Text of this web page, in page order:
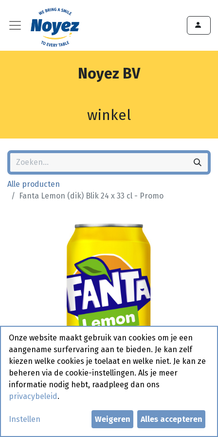
Noyez BV
winkel
Alle producten
Fanta Lemon (dik) Blik 24 x 33 cl - Promo
Fanta Lemon (dik) Blik 24 x 33 cl
Onze website maakt gebruik van cookies om je een
aangename surfervaring aan te bieden. Je kan zelf
kiezen welke cookies je toelaat en welke niet. Je kan ze
beheren via de cookie-instellingen. Als je meer
informatie nodig hebt, raadpleeg dan ons
privacybeleid .
Instellen Weigeren Alles accepteren